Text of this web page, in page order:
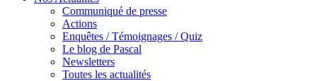
Communiqué de presse
Actions
Enquêtes / Témoignages / Quiz
Le blog de Pascal
Newsletters
Toutes les actualités